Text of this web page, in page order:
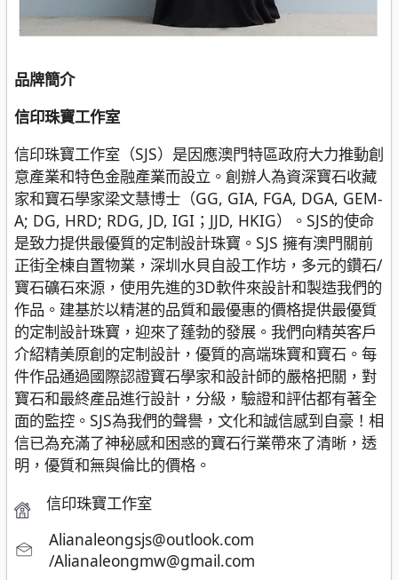
品牌簡介
信印珠寶工作室
信印珠寶工作室（SJS）是因應澳門特區政府大力推動創
意產業和特色金融產業而設立。創辦人為資深寶石收藏
家和寶石學家梁文慧博士（GG, GIA, FGA, DGA, GEM-
A; DG, HRD; RDG, JD, IGI；JJD, HKIG）。SJS的使命
是致力提供最優質的定制設計珠寶。SJS 擁有澳門關前
正街全棟自置物業，深圳水貝自設工作坊，多元的鑽石/
寶石礦石來源，使用先進的3D軟件來設計和製造我們的
作品。建基於以精湛的品質和最優惠的價格提供最優質
的定制設計珠寶，迎來了蓬勃的發展。我們向精英客戶
介紹精美原創的定制設計，優質的高端珠寶和寶石。每
件作品通過國際認證寶石學家和設計師的嚴格把關，對
寶石和最終產品進行設計，分級，驗證和評估都有著全
面的監控。SJS為我們的聲譽，文化和誠信感到自豪！相
信已為充滿了神秘感和困惑的寶石行業帶來了清晰，透
明，優質和無與倫比的價格。
信印珠寶工作室
Alianaleongsjs@outlook.com
/Alianaleongmw@gmail.com